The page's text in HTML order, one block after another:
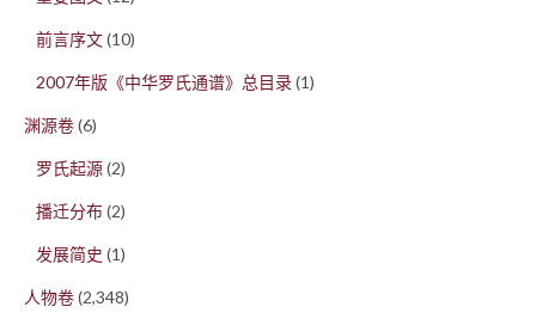
前言序文(10)
2007年版《中华罗氏通谱》总目录(1)
渊源卷(6)
罗氏起源(2)
播迁分布(2)
发展简史 (1)
人物卷(2,348)